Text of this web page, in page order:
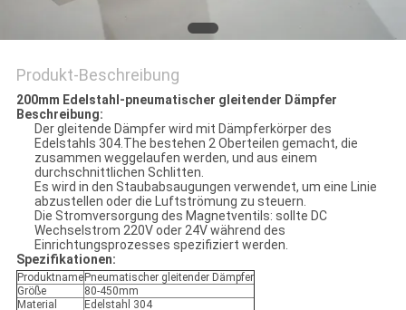
Produkt-Beschreibung
200mm Edelstahl-pneumatischer gleitender Dämpfer
Beschreibung:
Der gleitende Dämpfer wird mit Dämpferkörper des
Edelstahls 304.The bestehen 2 Oberteilen gemacht, die
zusammen weggelaufen werden, und aus einem
durchschnittlichen Schlitten.
Es wird in den Staubabsaugungen verwendet, um eine Linie
abzustellen oder die Luftströmung zu steuern.
Die Stromversorgung des Magnetventils: sollte DC
Wechselstrom 220V oder 24V während des
Einrichtungsprozesses spezifiziert werden.
Spezifikationen:
Produktname Pneumatischer gleitender Dämpfer
Größe
80-450mm
Material
Edelstahl 304